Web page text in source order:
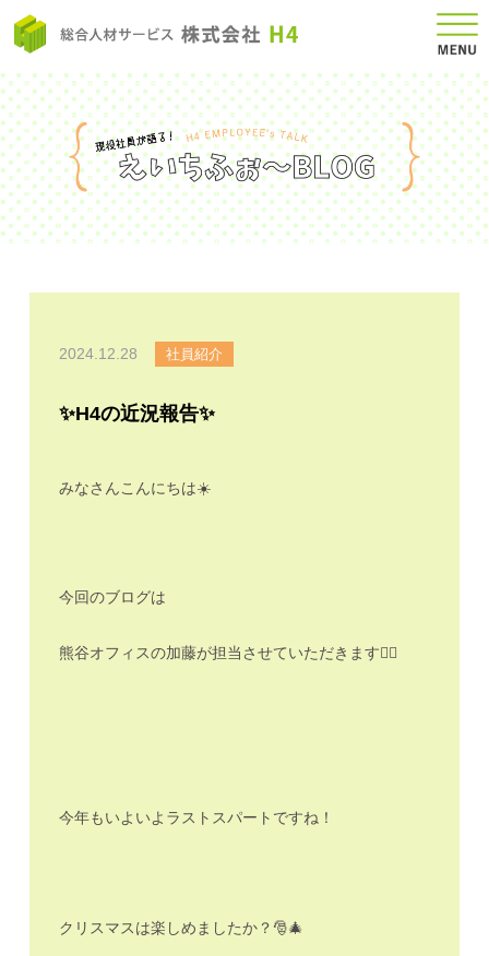
2024.12.28 社員紹介
✨H4の近況報告✨
みなさんこんにちは☀️
今回のブログは
熊谷オフィスの加藤が担当させていただきます🙂‍↕️
今年もいよいよラストスパートですね！
クリスマスは楽しめましたか？🎅🎄